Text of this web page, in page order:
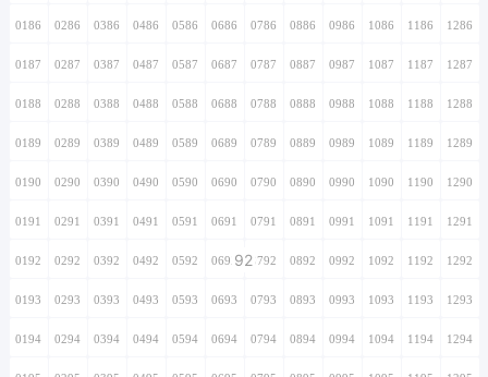
0186 0286 0386 0486 0586 0686 0786 0886 0986 1086 1186 1286
0187 0287 0387 0487 0587 0687 0787 0887 0987 1087 1187 1287
0188 0288 0388 0488 0588 0688 0788 0888 0988 1088 1188 1288
0189 0289 0389 0489 0589 0689 0789 0889 0989 1089 1189 1289
0190 0290 0390 0490 0590 0690 0790 0890 0990 1090 1190 1290
0191 0291 0391 0491 0591 0691 0791 0891 0991 1091 1191 1291
0192 0292 0392 0492 0592 0692920792 0892 0992 1092 1192 1292
0193 0293 0393 0493 0593 0693 0793 0893 0993 1093 1193 1293
0194 0294 0394 0494 0594 0694 0794 0894 0994 1094 1194 1294